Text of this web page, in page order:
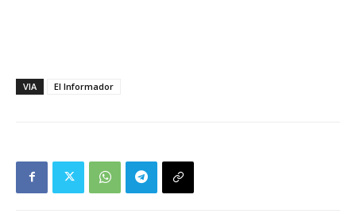
VIA El Informador